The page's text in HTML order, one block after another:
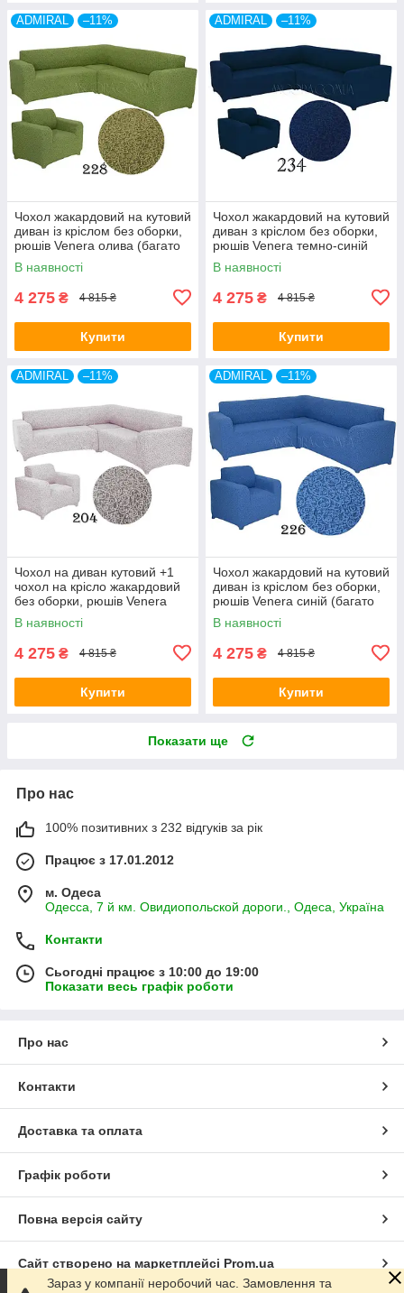
ADMIRAL –11%
Чохол жакардовий на кутовий
диван із кріслом без оборки,
рюшів Venera олива (багато
кольорів)
В наявності
4 275 ₴ 4 815 ₴
Купити
ADMIRAL –11%
Чохол жакардовий на кутовий
диван з кріслом без оборки,
рюшів Venera темно-синій
(багато кольорів)
В наявності
4 275 ₴ 4 815 ₴
Купити
ADMIRAL –11%
Чохол на диван кутовий +1
чохол на крісло жакардовий
без оборки, рюшів Venera
молочний (багато кольорів)
В наявності
4 275 ₴ 4 815 ₴
Купити
ADMIRAL –11%
Чохол жакардовий на кутовий
диван із кріслом без оборки,
рюшів Venera синій (багато
кольорів)
В наявності
4 275 ₴ 4 815 ₴
Купити
Показати ще
Про нас
100% позитивних з 232 відгуків за рік
Працює з 17.01.2012
м. Одеса
Одесса, 7 й км. Овидиопольской дороги., Одеса, Україна
Контакти
Сьогодні працює з 10:00 до 19:00
Показати весь графік роботи
Про нас
Контакти
Доставка та оплата
Графік роботи
Повна версія сайту
Сайт створено на маркетплейсі Prom.ua
Зараз у компанії неробочий час. Замовлення та